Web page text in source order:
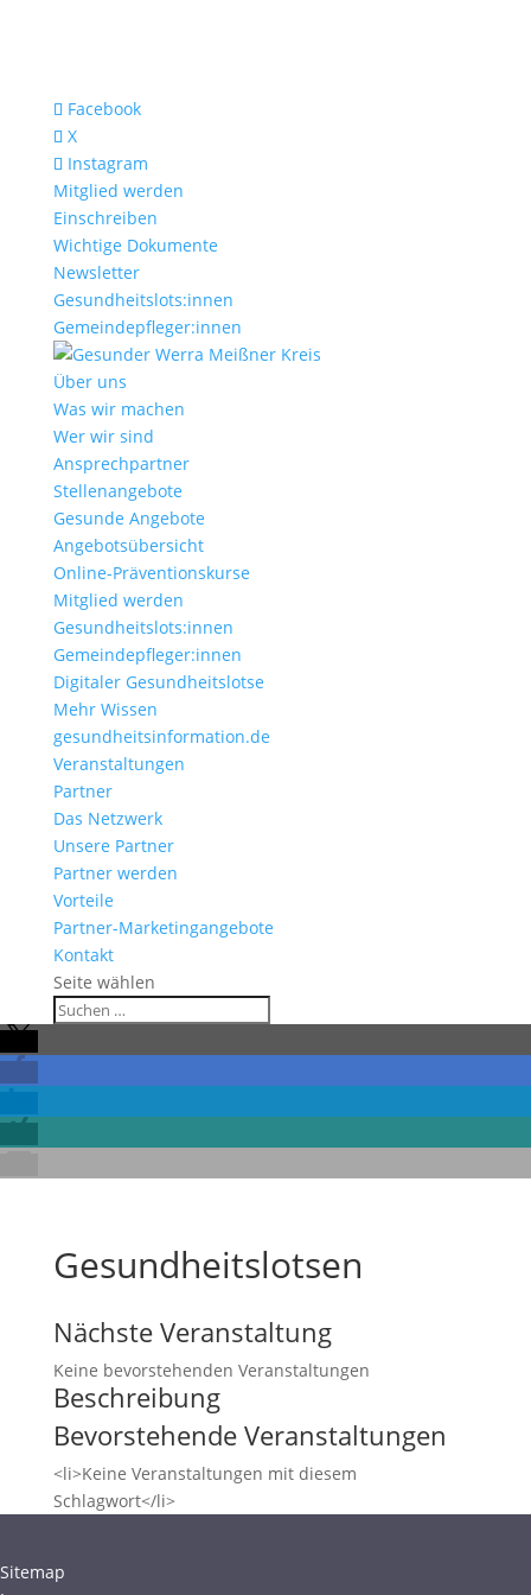
Facebook
X
Instagram
Mitglied werden
Einschreiben
Wichtige Dokumente
Newsletter
Gesundheitslots:innen
Gemeindepfleger:innen
Über uns
Was wir machen
Wer wir sind
Ansprechpartner
Stellenangebote
Gesunde Angebote
Angebotsübersicht
Online-Präventionskurse
Mitglied werden
Gesundheitslots:innen
Gemeindepfleger:innen
Digitaler Gesundheitslotse
Mehr Wissen
gesundheitsinformation.de
Veranstaltungen
Partner
Das Netzwerk
Unsere Partner
Partner werden
Vorteile
Partner-Marketingangebote
Kontakt
Seite wählen
Gesundheitslotsen
Nächste Veranstaltung
Keine bevorstehenden Veranstaltungen
Beschreibung
Bevorstehende Veranstaltungen
<li>Keine Veranstaltungen mit diesem
Schlagwort</li>
Sitemap